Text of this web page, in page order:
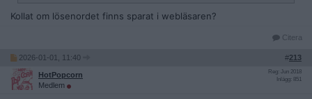
konto CP-flaggat?
Kollat om lösenordet finns sparat i webläsaren?
Citera
2026-01-01, 11:40 #213
HotPopcorn
Medlem
Reg: Jun 2018
Inlägg: 851